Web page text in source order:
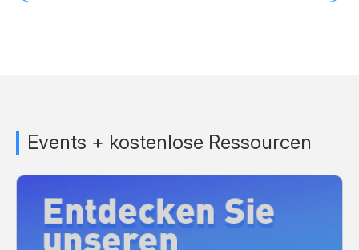
Events + kostenlose Ressourcen